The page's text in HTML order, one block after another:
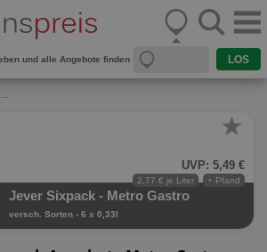
und alle Angebote finden
★
UVP: 5,49 €
+ Pfand
2,77 € je Liter
Jever Sixpack - Metro Gastro
versch. Sorten - 6 x 0,33l